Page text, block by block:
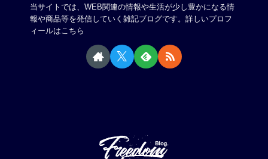
当サイトでは、WEB関連の情報や生活が少し豊かになる情
報や商品等を発信していく雑記ブログです。 詳しいプロフ
ィールはこちら